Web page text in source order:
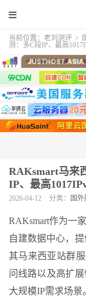
当前位置： 老刘测评 >
测：多C段IP、最高
RAKsmart马来
IP、最高
2026-04-12 分类： 国
RAKsmart作为一
自建数据中心，
其马来西亚站群
问线路以及高扩
大规模IP需求场景